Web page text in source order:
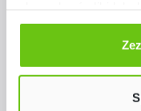
Odmów zgody
użyjemy tylko plików
Twój wybór możesz
Polityce
Cichy stół